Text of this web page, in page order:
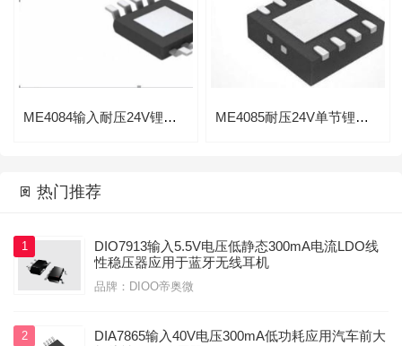
ME4084输入耐压24V锂电充电1A过压保护芯片 ME4085耐压24V单节锂电200mA充电过压保护芯片
 热门推荐
1
DIO7913输入5.5V电压低静态300mA电流LDO线
性稳压器应用于蓝牙无线耳机
品牌：DIOO帝奥微
2
DIA7865输入40V电压300mA低功耗应用汽车前大